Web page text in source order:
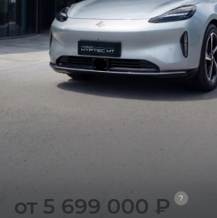
от 5 699 000 ₽ ?